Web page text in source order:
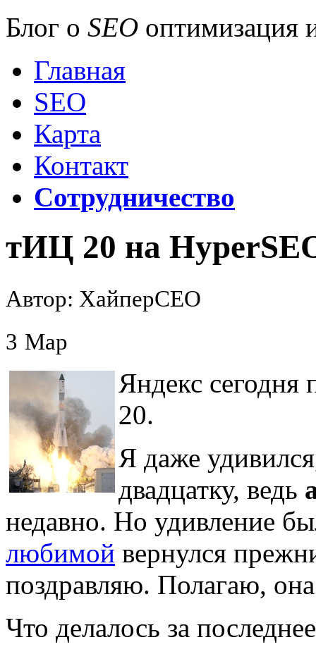
Блог о SEO оптимизация
Главная
SEO
Карта
Контакт
Сотрудничество
тИЦ 20 на
Автор: ХайперСЕО
3 Мар
Яндекс сегодня
20.
Я даже
двадцатку, ведь
недавно. Но удивление
любимой вернулся
поздравляю. Полагаю,
Что делалось за